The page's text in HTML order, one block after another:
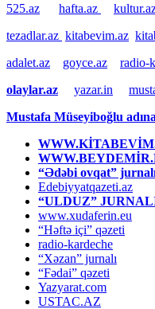
525.az
hafta.az
tezadlar.az kitabevim.az
adalet.az
goyce.az
radio-
olaylar.az
yazar.in
Mustafa Müseyiboğlu
“Ədəbi ovqat”
Edebiyyatqazeti.az
“ULDUZ”
www.xudaferin.eu
“Həftə içi” qəzeti
radio-kardeche
“Xəzan” jurnalı
“Fədai” qəzeti
Yazyarat.com
USTAC.AZ